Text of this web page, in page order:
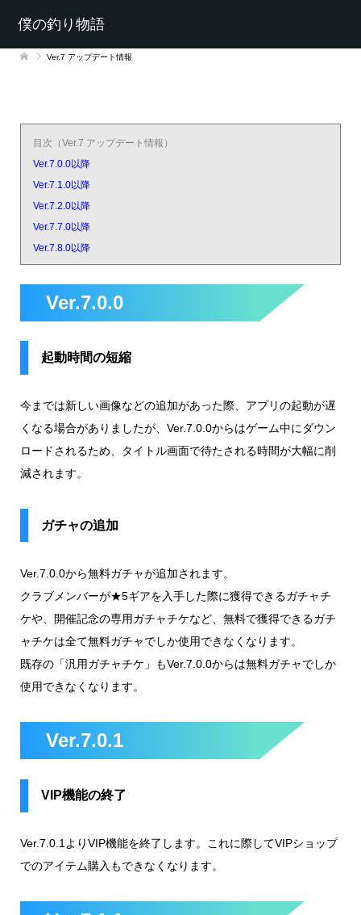
僕の釣り物語
Ver.7 アップデート情報
目次（Ver.7 アップデート情報）
Ver.7.0.0以降
Ver.7.1.0以降
Ver.7.2.0以降
Ver.7.7.0以降
Ver.7.8.0以降
Ver.7.0.0
起動時間の短縮
今までは新しい画像などの追加があった際、アプリの起動が遅
くなる場合がありましたが、Ver.7.0.0からはゲーム中にダウン
ロードされるため、タイトル画面で待たされる時間が大幅に削
減されます。
ガチャの追加
Ver.7.0.0から無料ガチャが追加されます。
クラブメンバーが★5ギアを入手した際に獲得できるガチャチ
ケや、開催記念の専用ガチャチケなど、無料で獲得できるガチ
ャチケは全て無料ガチャでしか使用できなくなります。
既存の「汎用ガチャチケ」もVer.7.0.0からは無料ガチャでしか
使用できなくなります。
Ver.7.0.1
VIP機能の終了
Ver.7.0.1よりVIP機能を終了します。これに際してVIPショップ
でのアイテム購入もできなくなります。